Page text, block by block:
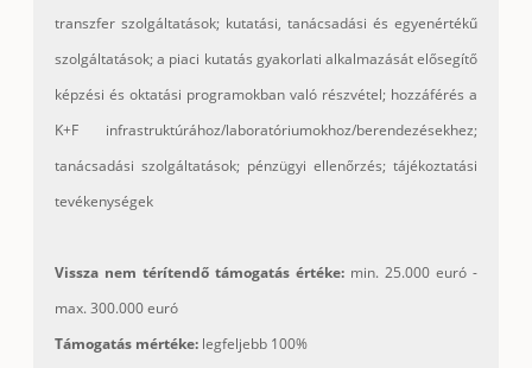
transzfer szolgáltatások; kutatási, tanácsadási és egyenértékű
szolgáltatások; a piaci kutatás gyakorlati alkalmazását elősegítő
képzési és oktatási programokban való részvétel; hozzáférés a
K+F infrastruktúrához/laboratóriumokhoz/berendezésekhez;
tanácsadási szolgáltatások; pénzügyi ellenőrzés; tájékoztatási
tevékenységek
Vissza nem térítendő támogatás értéke: min. 25.000 euró -
max. 300.000 euró
Támogatás mértéke: legfeljebb 100%